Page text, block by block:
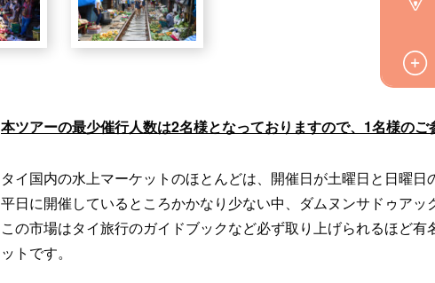
本ツアーの最少催行人数は2名様となっておりますので、1名様の
タイ国内の水上マーケットのほとんどは、開催日が土曜日と日曜日
平日に開催しているところかかなり少ない中、ダムヌンサドゥア
この市場はタイ旅行のガイドブックなど必ず取り上げられるほど
ットです。